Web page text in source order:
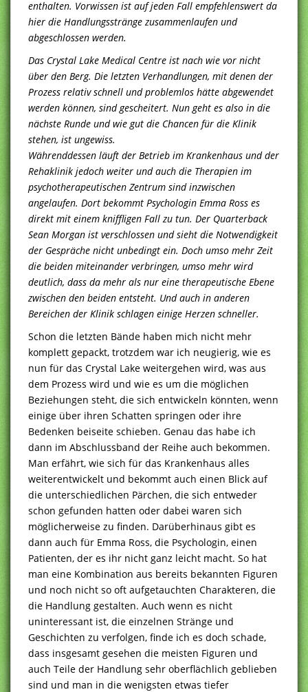
enthalten. Vorwissen ist auf jeden Fall empfehlenswert da
hier die Handlungsstränge zusammenlaufen und
abgeschlossen werden.
Das Crystal Lake Medical Centre ist nach wie vor nicht
über den Berg. Die letzten Verhandlungen, mit denen der
Prozess relativ schnell und problemlos hätte abgewendet
werden können, sind gescheitert. Nun geht es also in die
nächste Runde und wie gut die Chancen für die Klinik
stehen, ist ungewiss.
Währenddessen läuft der Betrieb im Krankenhaus und der
Rehaklinik jedoch weiter und auch die Therapien im
psychotherapeutischen Zentrum sind inzwischen
angelaufen. Dort bekommt Psychologin Emma Ross es
direkt mit einem kniffligen Fall zu tun. Der Quarterback
Sean Morgan ist verschlossen und sieht die Notwendigkeit
der Gespräche nicht unbedingt ein. Doch umso mehr Zeit
die beiden miteinander verbringen, umso mehr wird
deutlich, dass da mehr als nur eine therapeutische Ebene
zwischen den beiden entsteht. Und auch in anderen
Bereichen der Klinik schlagen einige Herzen schneller.
Schon die letzten Bände haben mich nicht mehr
komplett gepackt, trotzdem war ich neugierig, wie es
nun für das Crystal Lake weitergehen wird, was aus
dem Prozess wird und wie es um die möglichen
Beziehungen steht, die sich entwickeln könnten, wenn
einige über ihren Schatten springen oder ihre
Bedenken beiseite schieben. Genau das habe ich
dann im Abschlussband der Reihe auch bekommen.
Man erfährt, wie sich für das Krankenhaus alles
weiterentwickelt und bekommt auch einen Blick auf
die unterschiedlichen Pärchen, die sich entweder
schon gefunden hatten oder dabei waren sich
möglicherweise zu finden. Darüberhinaus gibt es
dann auch für Emma Ross, die Psychologin, einen
Patienten, der es ihr nicht ganz leicht macht. So hat
man eine Kombination aus bereits bekannten Figuren
und noch nicht so oft aufgetauchten Charakteren, die
die Handlung gestalten. Auch wenn es nicht
uninteressant ist, die einzelnen Stränge und
Geschichten zu verfolgen, finde ich es doch schade,
dass insgesamt gesehen die meisten Figuren und
auch Teile der Handlung sehr oberflächlich geblieben
sind und man in die wenigsten etwas tiefer